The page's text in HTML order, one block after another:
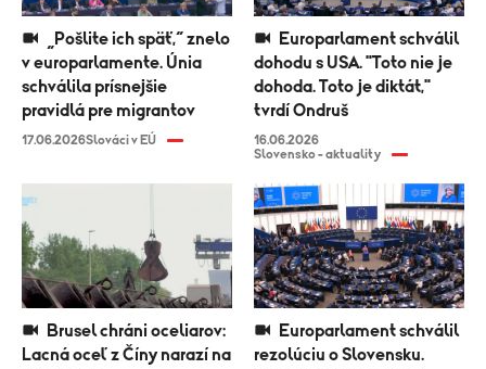
v europarlamente. Únia
schválila prísnejšie
pravidlá pre migrantov
17.06.2026Slováci v EÚ
dohodu s USA. "Toto nie je
dohoda. Toto je diktát,"
tvrdí Ondruš
16.06.2026
Slovensko - aktuality
Lacná oceľ z Číny narazí na
rezolúciu o Slovensku.